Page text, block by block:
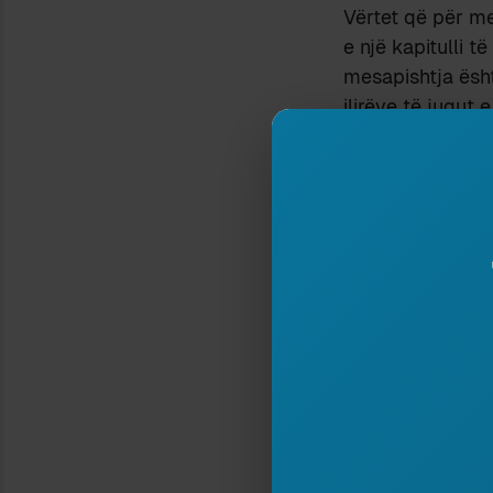
Vërtet që për
e një kapitulli
mesapishtja
ilirëve të jugut
që materiale
gjuhën e tyre,
grekët dhe më
në mend
përjashton
lashtësi nuk